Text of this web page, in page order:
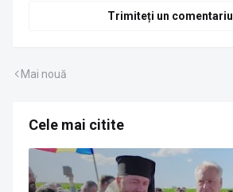
Trimiteți un
Mai nouă
Cele mai citite